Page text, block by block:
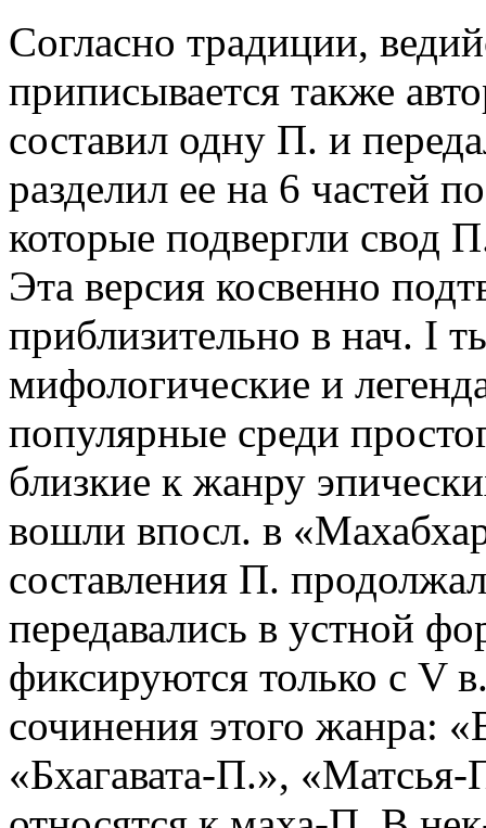
Согласно традиции,
приписывается также
составил одну П. и
разделил ее на 6 частей
которые подвергли свод
Эта версия косвенно
приблизительно в нач. I
мифологические и
популярные среди
близкие к жанру
вошли впосл. в
составления П.
передавались в устной
фиксируются только с V
сочинения этого жанра:
«Бхагавата-П.»,